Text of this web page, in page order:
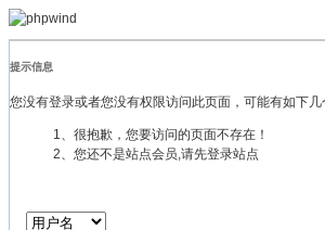
提示信息
您没有登录或者您没有权限访问此页面，可能有如下几
1、很抱歉，您要访问的页面不存在！
2、您还不是站点会员,请先登录站点